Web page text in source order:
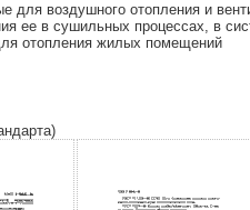
для воздушного отопления и
ее в сушильных процессах, в
отопления жилых помещений